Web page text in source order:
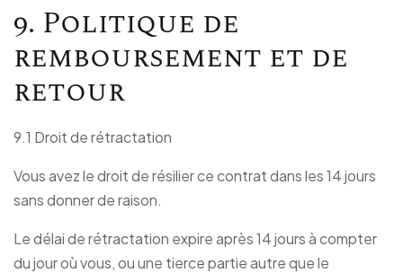
9. Politique de
remboursement et de
retour
9.1 Droit de rétractation
Vous avez le droit de résilier ce contrat dans les 14 jours
sans donner de raison.
Le délai de rétractation expire après 14 jours à compter
du jour où vous, ou une tierce partie autre que le